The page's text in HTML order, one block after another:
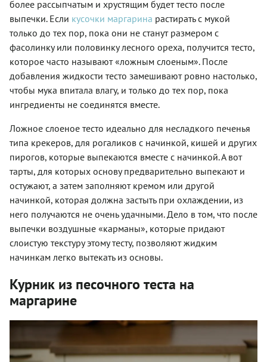
более рассыпчатым и хрустящим будет тесто после
выпечки. Если кусочки маргарина растирать с мукой
только до тех пор, пока они не станут размером с
фасолинку или половинку лесного ореха, получится тесто,
которое часто называют «ложным слоеным». После
добавления жидкости тесто замешивают ровно настолько,
чтобы мука впитала влагу, и только до тех пор, пока
ингредиенты не соединятся вместе.
Ложное слоеное тесто идеально для несладкого печенья
типа крекеров, для рогаликов с начинкой, кишей и других
пирогов, которые выпекаются вместе с начинкой. А вот
тарты, для которых основу предварительно выпекают и
остужают, а затем заполняют кремом или другой
начинкой, которая должна застыть при охлаждении, из
него получаются не очень удачными. Дело в том, что после
выпечки воздушные «карманы», которые придают
слоистую текстуру этому тесту, позволяют жидким
начинкам легко вытекать из основы.
Курник из песочного теста на
маргарине